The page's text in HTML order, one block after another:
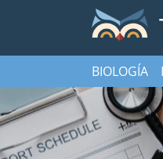
BIOLOGÍA